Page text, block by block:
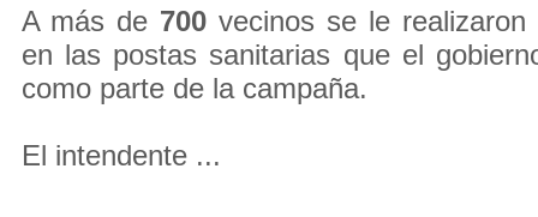
A más de 700 vecinos se le realizaron
en las postas sanitarias que el
como parte de la campaña.
El intendente ...